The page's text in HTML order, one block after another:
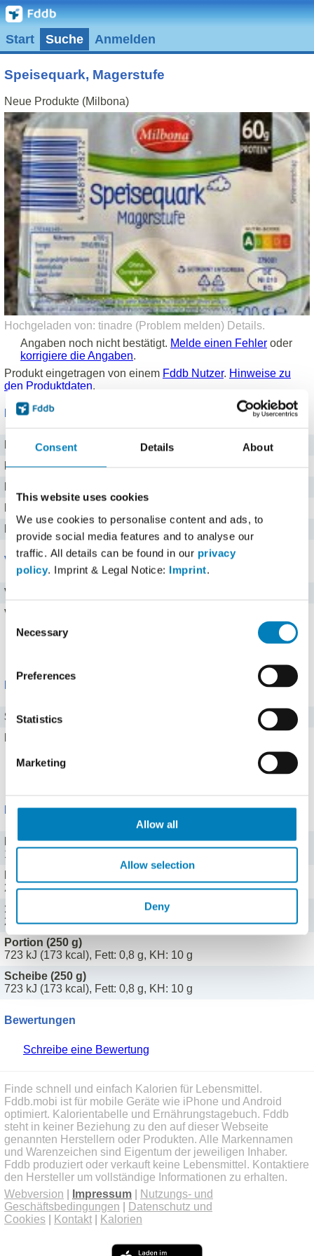
Consent Details About
This website uses cookies
We use cookies to personalise content and ads, to
provide social media features and to analyse our
traffic. All details can be found in our privacy
policy. Imprint & Legal Notice: Imprint.
Selection
Necessary
Preferences
Statistics
Marketing
Allow all
Allow selection
Deny
Start Suche Anmelden
Speisequark, Magerstufe
Neue Produkte (Milbona)
Hochgeladen von: tinadre (Problem melden) Details.
Angaben noch nicht bestätigt. Melde einen Fehler oder
korrigiere die Angaben.
Produkt eingetragen von einem Fddb Nutzer. Hinweise zu
den Produktdaten.
Nährwerte für 100 g
Brennwert
289 kj kJ
Kalorien
Vitamine
Vitamin C
Vitamin A
Salz
Portionen
Packung (500 g)
1445 kJ (345 kcal), Fett: 1,5 g, KH: 20 g
289 kJ (69 kcal), Fett: 0,3 g, KH: 4 g
100 g (100 g)
289 kJ (69 kcal), Fett: 0,3 g, KH: 4 g
Portion (250 g)
723 kJ (173 kcal), Fett: 0,8 g, KH: 10 g
Scheibe (250 g)
723 kJ (173 kcal), Fett: 0,8 g, KH: 10 g
Bewertungen
Schreibe eine Bewertung
Finde schnell und einfach Kalorien für Lebensmittel.
Fddb.mobi ist für mobile Geräte wie iPhone und Android
optimiert. Kalorientabelle und Ernährungstagebuch. Fddb
steht in keiner Beziehung zu den auf dieser Webseite
genannten Herstellern oder Produkten. Alle Markennamen
und Warenzeichen sind Eigentum der jeweiligen Inhaber.
Fddb produziert oder verkauft keine Lebensmittel. Kontaktiere
den Hersteller um vollständige Informationen zu erhalten.
Webversion
Impressum
Nutzungs- und
Geschäftsbedingungen
Datenschutz und
Cookies
Kontakt Kalorien